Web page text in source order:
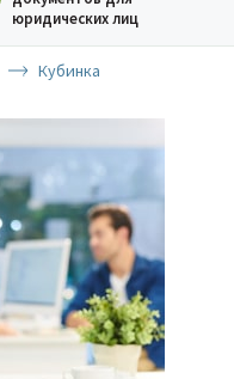
юридических лиц
Кубинка